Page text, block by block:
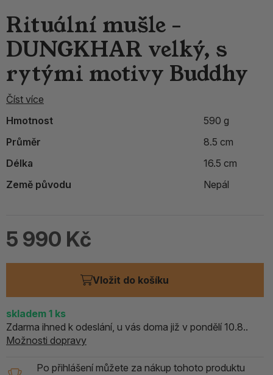
Rituální mušle -
DUNGKHAR velký, s
rytými motivy Buddhy
Číst více
Hmotnost
590 g
Průměr
8.5 cm
Délka
16.5 cm
Země původu
Nepál
5 990 Kč
Vložit do košíku
skladem 1 ks
Zdarma ihned k odeslání, u vás doma již v pondělí 10.8..
Možnosti dopravy
Po přihlášení můžete za nákup tohoto produktu